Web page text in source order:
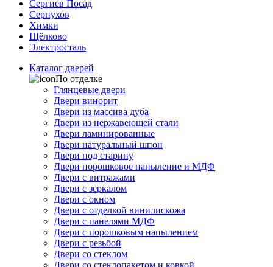
Сергиев Посад
Серпухов
Химки
Щёлково
Электросталь
Каталог дверей
По отделке
Глянцевые двери
Двери винорит
Двери из массива дуба
Двери из нержавеющей стали
Двери ламинированные
Двери натуральный шпон
Двери под старину
Двери порошковое напыление и МДФ
Двери с витражами
Двери с зеркалом
Двери с окном
Двери с отделкой винилискожа
Двери с панелями МДФ
Двери с порошковым напылением
Двери с резьбой
Двери со стеклом
Двери со стеклопакетом и ковкой